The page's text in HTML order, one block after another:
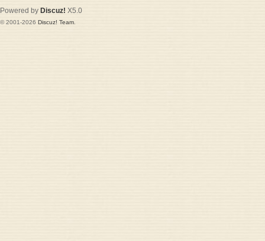
Powered by Discuz! X5.0
© 2001-2026 Discuz! Team